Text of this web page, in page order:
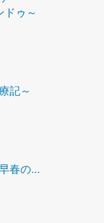
ドゥ～
記～
春の...